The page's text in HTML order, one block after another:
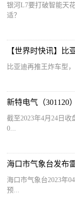
银河L7要打破智能天
适？
比亚迪再推王炸车型
新特电气（301120
截至2023年4月24日收
0...
海口市气象台2023年
预...